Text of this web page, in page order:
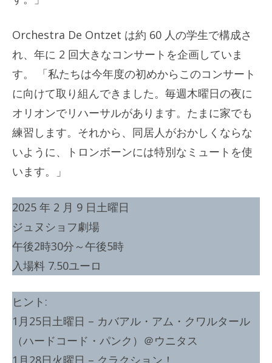
Orchestra De Ontzet は約 60 人の学生で構成さ
れ、年に 2 回大きなコンサートを企画していま
す。 「私たちは今年度の初めからこのコンサート
に向けて取り組んできました。毎週木曜日の夜に
オリオンでリハーサルがあります。たまに家でも
練習します。それから、同居人がおかしくならな
いように、トロンボーンには特別なミュートを使
います。」
2025 年 2 月 9 日土曜日
ジュヌショフ劇場
午後2時30分～午後5時
入場料 7.50ユーロ
ヒント:
1月25日土曜日 – カバアル・アム・クワルタール
（ハードコード・パンク）＠ウニタス
1月28日火曜日 – クラクション！